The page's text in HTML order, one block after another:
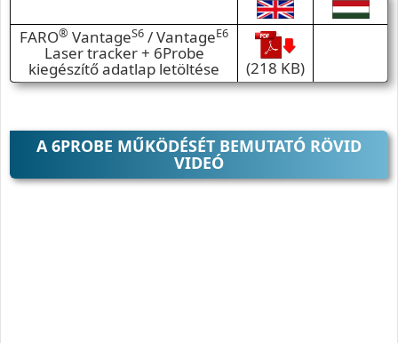
FARO® VantageS6 / VantageE6
Laser tracker + 6Probe
kiegészítő adatlap letöltése (218 KB)
A 6PROBE MŰKÖDÉSÉT BEMUTATÓ RÖVID
VIDEÓ